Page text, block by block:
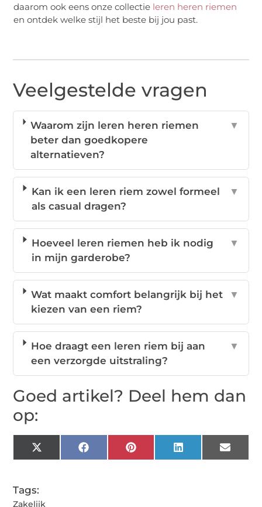
daarom ook eens onze collectie leren heren riemen
en ontdek welke stijl het beste bij jou past.
Veelgestelde vragen
Waarom zijn leren heren riemen
beter dan goedkopere
alternatieven?
▼
Kan ik een leren riem zowel formeel
als casual dragen?
▼
Hoeveel leren riemen heb ik nodig
in mijn garderobe?
▼
Wat maakt comfort belangrijk bij het
kiezen van een riem?
▼
Hoe draagt een leren riem bij aan
een verzorgde uitstraling?
▼
Goed artikel? Deel hem dan
op:
X
(Twitter)
FacebookPinterestLinkedIn Email
Tags:
Zakelijk